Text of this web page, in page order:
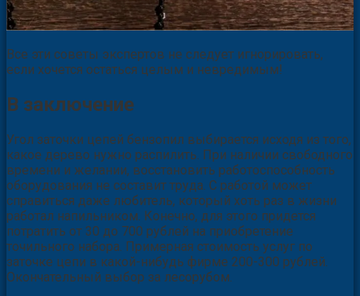
Все эти советы экспертов не следует игнорировать,
если хочется остаться целым и невредимым!
В заключение
Угол заточки цепей бензопил выбирается исходя из того,
какое дерево нужно распилить. При наличии свободного
времени и желании, восстановить работоспособность
оборудования не составит труда. С работой может
справиться даже любитель, который хоть раз в жизни
работал напильником. Конечно, для этого придется
потратить от 30 до 700 рублей на приобретение
точильного набора. Примерная стоимость услуг по
заточке цепи в какой-нибудь фирме 200-300 рублей.
Окончательный выбор за лесорубом.